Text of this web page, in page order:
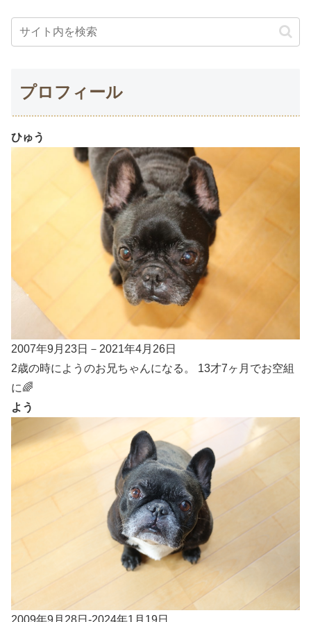
プロフィール
ひゅう
2007年9月23日－2021年4月26日
2歳の時にようのお兄ちゃんになる。 13才7ヶ月でお空組
に🌈
よう
2009年9月28日-2024年1月19日